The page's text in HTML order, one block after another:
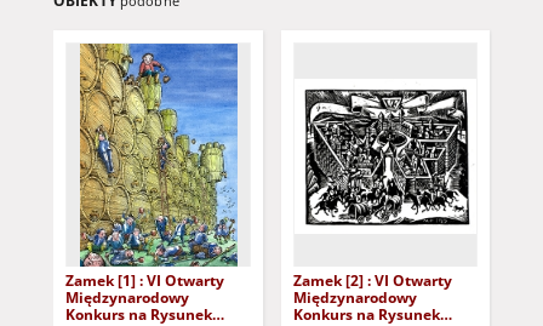
Zamek [1] : VI Otwarty
Międzynarodowy
Konkurs na Rysunek
Zamek [2] : VI Otwarty
Międzynarodowy
Konkurs na Rysunek